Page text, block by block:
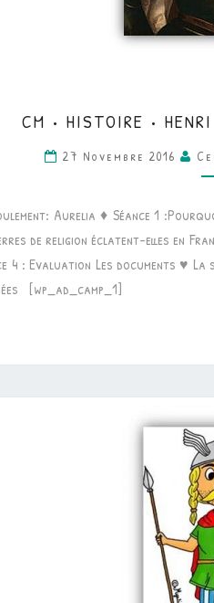
CM • HISTOIRE •
27 Novembre 2016
Aurelia ♦ Séance 1
de religion éclatent-elles en
4 : Evaluation Les documents ♥
[wp_ad_camp_1]